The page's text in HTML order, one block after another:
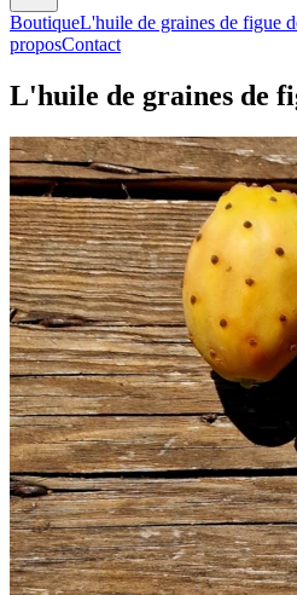
BoutiqueL'huile de graines de figue
proposContact
L'huile de graines de